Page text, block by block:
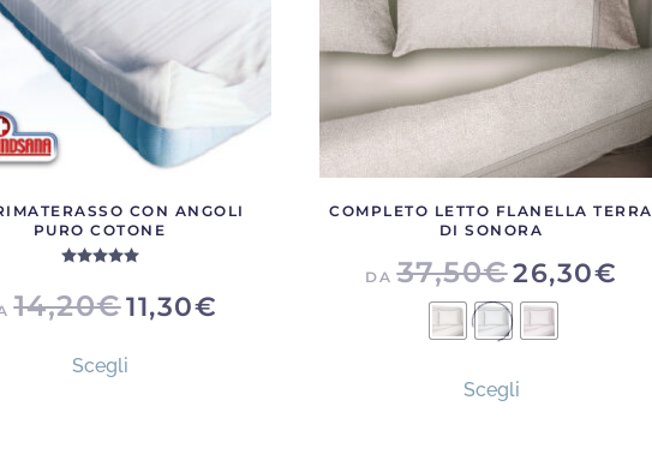
CON ANGOLI
PURO COTONE
Valutato
14,20€11,30€
Scegliprodotto
COMPLETO LETTO FLANELLA TERRA
DI SONORA
DA37,50€26,30€
Scegliprodotto